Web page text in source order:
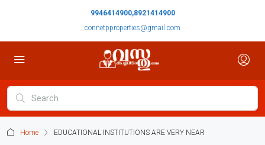
9946414900,8921414900
connetpproperties@gmail.com
Home EDUCATIONAL INSTITUTIONS ARE VERY NEAR